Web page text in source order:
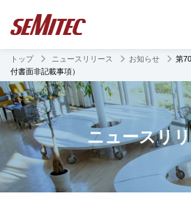
トップ ニュースリリース お知らせ
第
付書面非記載事項）
ニュースリ